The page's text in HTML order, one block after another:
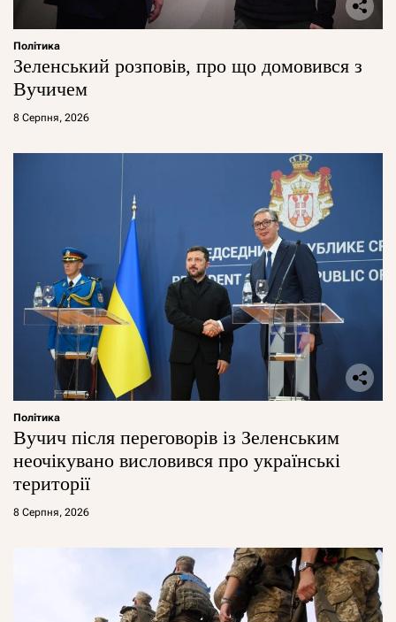
Політика
Зеленський розповів, про що домовився з
Вучичем
8 Серпня, 2026
Політика
Вучич після переговорів із Зеленським
неочікувано висловився про українські
території
8 Серпня, 2026